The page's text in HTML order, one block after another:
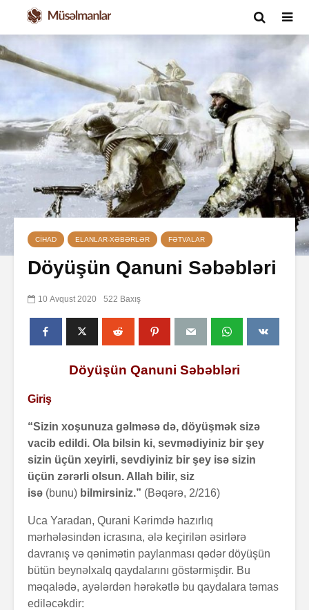
CIHAD ELANLAR-XƏBƏRLƏR FƏTVALAR
Döyüşün Qanuni Səbəbləri
10 Avqust 2020 522 Baxış
Döyüşün Qanuni Səbəbləri
Giriş
“Sizin xoşunuza gəlməsə də, döyüşmək sizə
vacib edildi. Ola bilsin ki, sevmədiyiniz bir şey
sizin üçün xeyirli, sevdiyiniz bir şey isə sizin
üçün zərərli olsun. Allah bilir, siz
isə (bunu) bilmirsiniz.” (Bəqərə, 2/216)
Uca Yaradan, Qurani Kərimdə hazırlıq
mərhələsindən icrasına, ələ keçirilən əsirlərə
davranış və qənimətin paylanması qədər döyüşün
bütün beynəlxalq qaydalarını göstərmişdir. Bu
məqalədə, ayələrdən hərəkətlə bu qaydalara təmas
ediləcəkdir: